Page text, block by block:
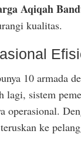
Aqiqah
kualitas.
10 armada
lagi, sistem
operasional.
ke